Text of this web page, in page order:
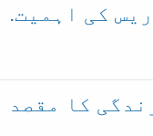
کی اہمیت.
کا مقصد